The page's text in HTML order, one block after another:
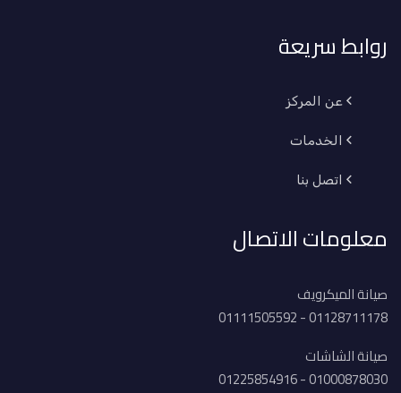
روابط سريعة
عن المركز
الخدمات
اتصل بنا
معلومات الاتصال
صيانة الميكرويف
01128711178 - 01111505592
صيانة الشاشات
01000878030 - 01225854916